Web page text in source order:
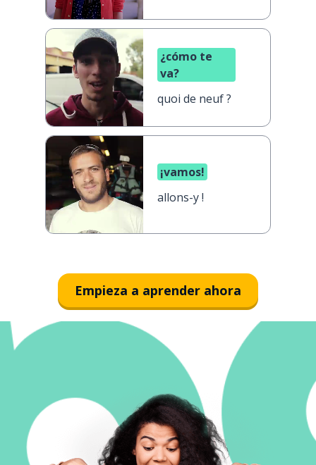
¿cómo te
va?
quoi de neuf ?
¡vamos!
allons-y !
Empieza a aprender ahora